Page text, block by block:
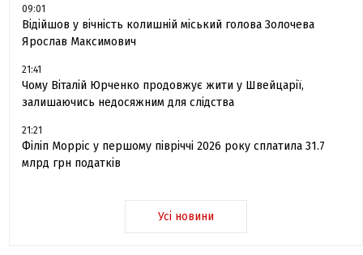
09:01
Відійшов у вічність колишній міський голова Золочева
Ярослав Максимович
21:41
Чому Віталій Юрченко продовжує жити у Швейцарії,
залишаючись недосяжним для слідства
21:21
Філіп Морріс у першому півріччі 2026 року сплатила 31.7
млрд грн податків
Усі новини